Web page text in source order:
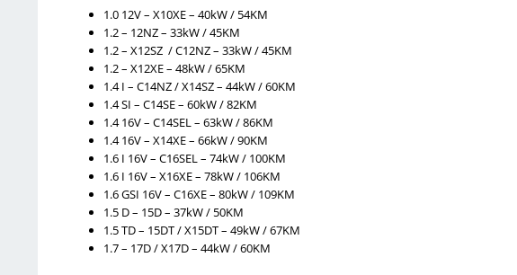
1.0 12V – X10XE – 40kW / 54KM
1.2 – 12NZ – 33kW / 45KM
1.2 – X12SZ / C12NZ – 33kW / 45KM
1.2 – X12XE – 48kW / 65KM
1.4 I – C14NZ / X14SZ – 44kW / 60KM
1.4 SI – C14SE – 60kW / 82KM
1.4 16V – C14SEL – 63kW / 86KM
1.4 16V – X14XE – 66kW / 90KM
1.6 I 16V – C16SEL – 74kW / 100KM
1.6 I 16V – X16XE – 78kW / 106KM
1.6 GSI 16V – C16XE – 80kW / 109KM
1.5 D – 15D – 37kW / 50KM
1.5 TD – 15DT / X15DT – 49kW / 67KM
1.7 – 17D / X17D – 44kW / 60KM